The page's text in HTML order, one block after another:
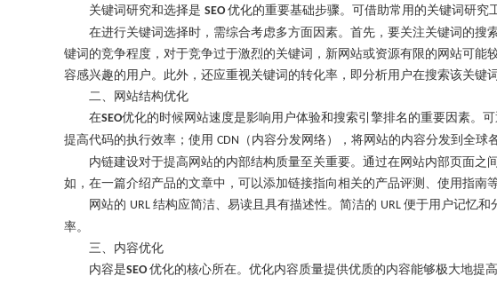
关键词研究和选择是 SEO优化的重要基础步骤。可借助常用的关键词研究
在进行关键词选择时，需综合考虑多方面因素。首先，要关注关键词的
键词的竞争程度，对于竞争过于激烈的关键词，新网站或资源有限的网站可
容感兴趣的用户。此外，还应重视关键词的转化率，即分析用户在搜索该关键
二、网站结构优化
在SEO优化的时候网站速度是影响用户体验和搜索引擎排名的重要因素。
提高代码的执行效率；使用 CDN （内容分发网络），将网站的内容分发到全
内链建设对于提高网站的内部结构质量至关重要。通过在网站内部页面
如，在一篇介绍产品的文章中，可以添加链接指向相关的产品评测、使用指南等
网站的 URL 结构应简洁、易读且具有描述性。简洁的 URL 便于用户记忆和
率。
三、内容优化
内容是SEO 优化的核心所在。优化内容质量提供优质的内容能够极大地提